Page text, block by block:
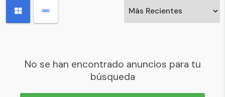
No se han encontrado anuncios para tu
búsqueda